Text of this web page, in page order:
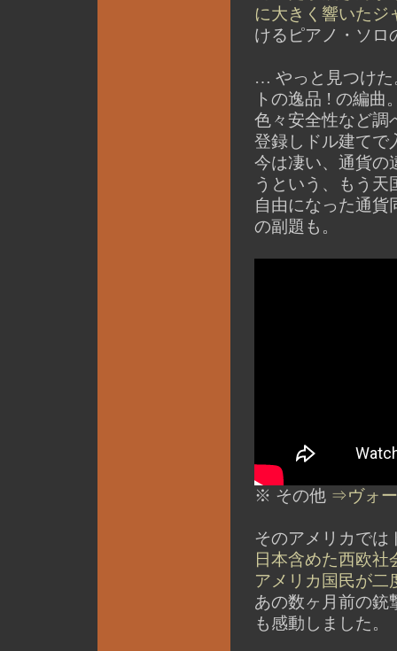
に大きく響いたジ
けるピアノ・ソ
… やっと見つけ
トの逸品 ! の編曲
色々安全性など調
登録しドル建てで
今は凄い、通貨の
うという、もう天
自由になった通貨
の副題も。
※ その他 ⇒ヴォ
そのアメリカで
日本含めた西欧
アメリカ国民が二
あの数ヶ月前の銃
も感動しました。